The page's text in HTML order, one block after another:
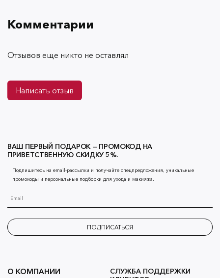
Комментарии
Отзывов еще никто не оставлял
Написать отзыв
О КОМПАНИИ
СЛУЖБА ПОДДЕРЖКИ
ВАШ ПЕРВЫЙ ПОДАРОК — ПРОМОКОД НА
ПРИВЕТСТВЕННУЮ СКИДКУ 5%.
Подпишитесь на email-рассылки и получайте спецпредложения, уникальные
промокоды и персональные подборки для ухода и макияжа.
ПОДПИСАТЬСЯ